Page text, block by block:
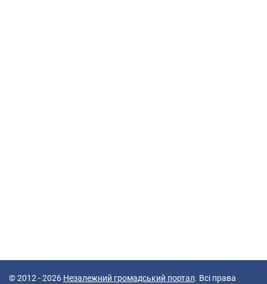
© 2012 - 2026 Незалежний громадський портал. Всі права